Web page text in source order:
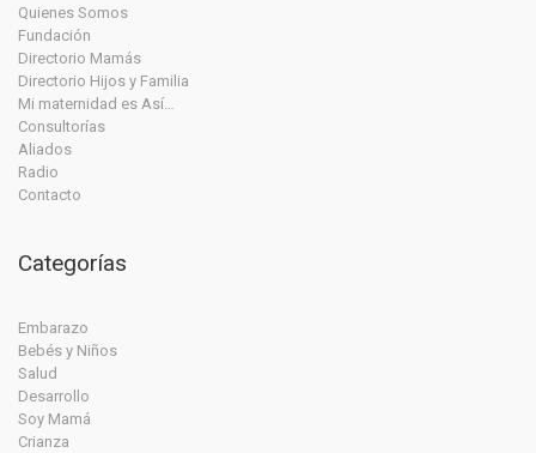
Quienes Somos
Fundación
Directorio Mamás
Directorio Hijos y Familia
Mi maternidad es Así…
Consultorías
Aliados
Radio
Contacto
Categorías
Embarazo
Bebés y Niños
Salud
Desarrollo
Soy Mamá
Crianza